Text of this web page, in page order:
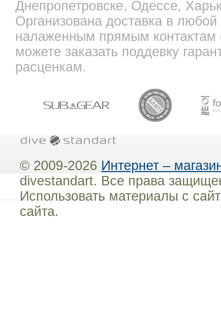
Днепропетровске, Одессе,
Организована доставка в
налаженным прямым
можете заказать поддевку
расценкам.
© 2009-2026 Интернет –
divestandart. Все права
Использовать материалы с
сайта.